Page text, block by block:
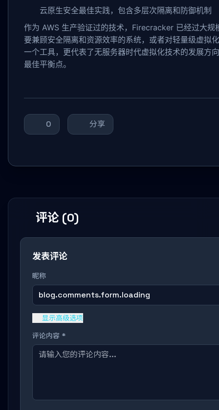
云原生安全最佳实践，包含多层次隔离和防御机制
作为 AWS 生产验证过的技术，Firecracker 已经过大
要兼顾安全隔离和资源效率的系统，或者对轻量级虚
一个工具，更代表了无服务器时代虚拟化技术的发展
最佳平衡点。
0 分享
评论 (0)
发表评论
昵称
blog.comments.form.loading
显示高级选项
评论内容 *